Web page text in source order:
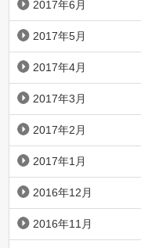
2017年6月
2017年5月
2017年4月
2017年3月
2017年2月
2017年1月
2016年12月
2016年11月